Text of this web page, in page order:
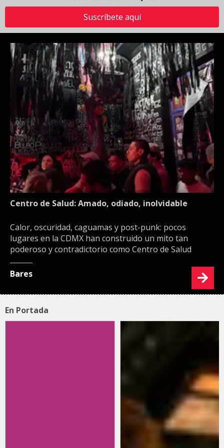
Suscríbete aquí
Centro de Salud: Amado, odiado, inolvidable
Calor, oscuridad, caguamas y post-punk: pocos
lugares en la CDMX han construido un mito tan
poderoso y contradictorio como Centro de Salud
Bares
En Portada